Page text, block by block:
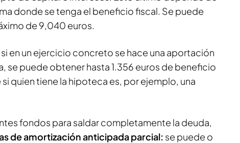
donde se tenga el beneficio fiscal. Se puede
de 9,040 euros.
en un ejercicio concreto se hace una aportación
se puede obtener hasta 1.356 euros de beneficio
quien tiene la hipoteca es, por ejemplo, una
fondos para saldar completamente la deuda,
de amortización anticipada parcial: se puede o